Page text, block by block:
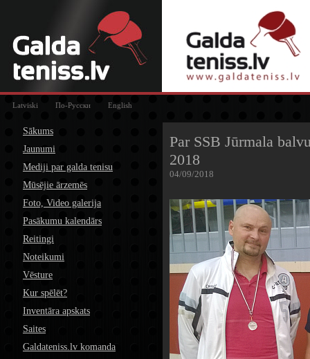
Latviski По-Русски English
Sākums
Jaunumi
Mediji par galda tenisu
Mūsējie ārzemēs
Foto, Video galerija
Pasākumu kalendārs
Reitingi
Noteikumi
Vēsture
Kur spēlēt?
Inventāra apskats
Saites
Galdateniss.lv komanda
Par SSB Jūrmala
2018
04/09/2018